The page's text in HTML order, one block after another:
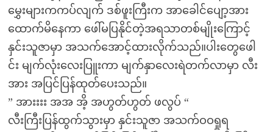
မွှေးများကကပ်လျက် ဒစ်ဖူးကြီးက အာခေါင်ပျော့အား
ထောက်မိနေကာ ဖေါ်မပြနိုင်တဲ့အရသာတစ်မျိုးကြောင့်
နှင်းသူဇာမှာ အသက်အောင့်ထားလိုက်သည်။ပါးတွေဖေါ
င်း မျက်လုံးလေးပြူးကာ မျက်နှာလေးရဲတက်လာမှာ လီး
အား အပြင်ပြန်ထုတ်ပေးသည်။
” အားးးး အအ အိ့ အဟွတ်ဟွတ် ဖလွပ် “
လီးကြီးပြန်ထွက်သွားမှာ နှင်းသူဇာ အသက်ဝဝရှုရ